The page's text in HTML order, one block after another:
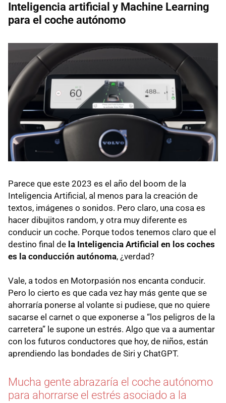
Inteligencia artificial y Machine Learning
para el coche autónomo
Parece que este 2023 es el año del boom de la
Inteligencia Artificial, al menos para la creación de
textos, imágenes o sonidos. Pero claro, una cosa es
hacer dibujitos random, y otra muy diferente es
conducir un coche. Porque todos tenemos claro que el
destino final de la Inteligencia Artificial en los coches
es la conducción autónoma, ¿verdad?
Vale, a todos en Motorpasión nos encanta conducir.
Pero lo cierto es que cada vez hay más gente que se
ahorraría ponerse al volante si pudiese, que no quiere
sacarse el carnet o que exponerse a “los peligros de la
carretera” le supone un estrés. Algo que va a aumentar
con los futuros conductores que hoy, de niños, están
aprendiendo las bondades de Siri y ChatGPT.
Mucha gente abrazaría el coche autónomo
para ahorrarse el estrés asociado a la